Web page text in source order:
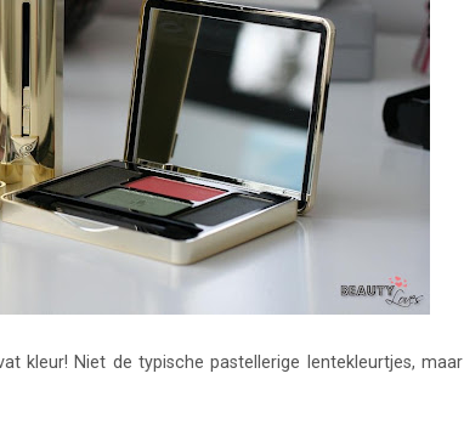
kleur! Niet de typische pastellerige lentekleurtjes, maar